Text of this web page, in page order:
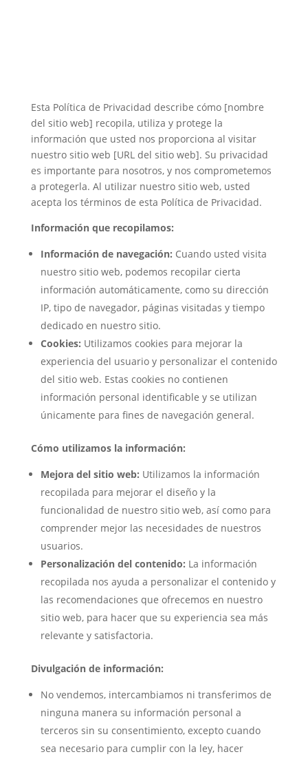
Esta Política de Privacidad describe cómo [nombre
del sitio web] recopila, utiliza y protege la
información que usted nos proporciona al visitar
nuestro sitio web [URL del sitio web]. Su privacidad
es importante para nosotros, y nos comprometemos
a protegerla. Al utilizar nuestro sitio web, usted
acepta los términos de esta Política de Privacidad.
Información que recopilamos:
Información de navegación: Cuando usted visita
nuestro sitio web, podemos recopilar cierta
información automáticamente, como su dirección
IP, tipo de navegador, páginas visitadas y tiempo
dedicado en nuestro sitio.
Cookies: Utilizamos cookies para mejorar la
experiencia del usuario y personalizar el contenido
del sitio web. Estas cookies no contienen
información personal identificable y se utilizan
únicamente para fines de navegación general.
Cómo utilizamos la información:
Mejora del sitio web: Utilizamos la información
recopilada para mejorar el diseño y la
funcionalidad de nuestro sitio web, así como para
comprender mejor las necesidades de nuestros
usuarios.
Personalización del contenido: La información
recopilada nos ayuda a personalizar el contenido y
las recomendaciones que ofrecemos en nuestro
sitio web, para hacer que su experiencia sea más
relevante y satisfactoria.
Divulgación de información:
No vendemos, intercambiamos ni transferimos de
ninguna manera su información personal a
terceros sin su consentimiento, excepto cuando
sea necesario para cumplir con la ley, hacer